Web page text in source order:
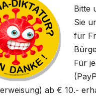
Bitte
Sie
für
Für
ab € 10.-